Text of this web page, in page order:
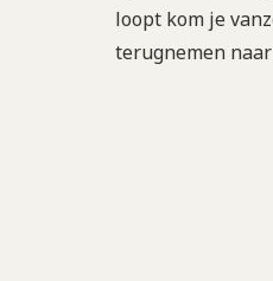
loopt kom je
terugnemen